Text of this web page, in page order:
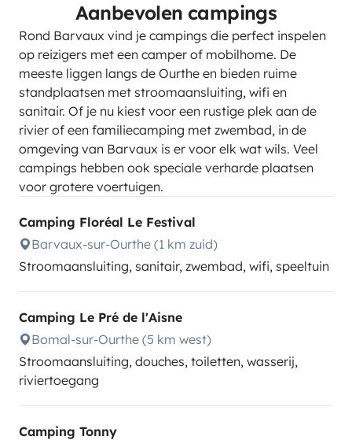
Aanbevolen campings
Rond Barvaux vind je campings die perfect inspelen
op reizigers met een camper of mobilhome. De
meeste liggen langs de Ourthe en bieden ruime
standplaatsen met stroomaansluiting, wifi en
sanitair. Of je nu kiest voor een rustige plek aan de
rivier of een familiecamping met zwembad, in de
omgeving van Barvaux is er voor elk wat wils. Veel
campings hebben ook speciale verharde plaatsen
voor grotere voertuigen.
Camping Floréal Le Festival
Barvaux-sur-Ourthe (1 km zuid)
Stroomaansluiting, sanitair, zwembad, wifi, speeltuin
Camping Le Pré de l'Aisne
Bomal-sur-Ourthe (5 km west)
Stroomaansluiting, douches, toiletten, wasserij,
riviertoegang
Camping Tonny